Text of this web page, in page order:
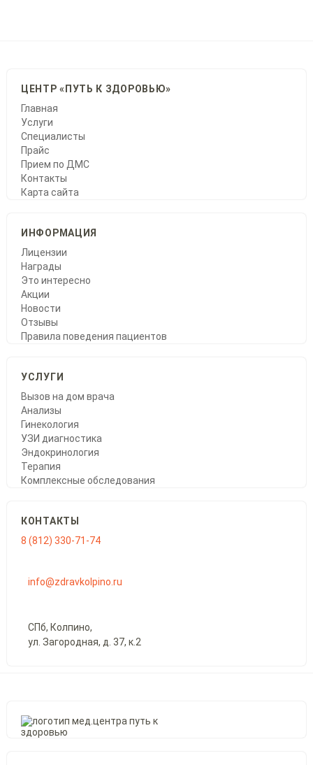
ЦЕНТР «ПУТЬ К ЗДОРОВЬЮ»
Главная
Услуги
Специалисты
Прайс
Прием по ДМС
Контакты
Карта сайта
ИНФОРМАЦИЯ
Лицензии
Награды
Это интересно
Акции
Новости
Отзывы
Правила поведения пациентов
УСЛУГИ
Вызов на дом врача
Анализы
Гинекология
УЗИ диагностика
Эндокринология
Терапия
Комплексные обследования
КОНТАКТЫ
8 (812) 330-71-74
info@zdravkolpino.ru
СПб, Колпино,
ул. Загородная, д. 37, к.2